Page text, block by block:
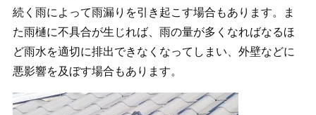
続く雨によって雨漏りを引き起こす場合もあります。ま
た雨樋に不具合が生じれば、雨の量が多くなればなるほ
ど雨水を適切に排出できなくなってしまい、外壁などに
悪影響を及ぼす場合もあります。